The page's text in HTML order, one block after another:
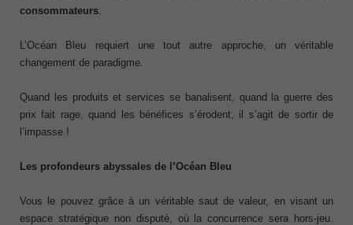
consommateurs
L’Océan Bleu requiert une tout autre approche, un véritable
changement de paradigme.
Quand les produits et services se banalisent, quand la guerre des
prix fait rage, quand les bénéfices s’érodent, il s’agit de sortir de
l’impasse !
Les profondeurs abyssales de l’Océan Bleu
Vous le pouvez grâce à un véritable saut de valeur, en visant un
espace stratégique non disputé, où la concurrence sera hors-jeu.